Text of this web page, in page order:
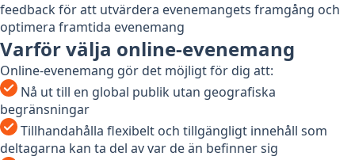
feedback för att utvärdera evenemangets framgång och
optimera framtida evenemang
Varför välja online-evenemang
Online-evenemang gör det möjligt för dig att:
Nå ut till en global publik utan geografiska
begränsningar
Tillhandahålla flexibelt och tillgängligt innehåll som
deltagarna kan ta del av var de än befinner sig